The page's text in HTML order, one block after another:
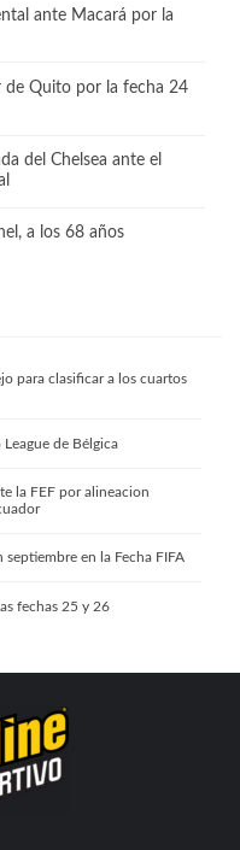
ante Macará por la
de Quito por la fecha 24
del Chelsea ante el
a los 68 años
para clasificar a los cuartos
de Bélgica
la FEF por alineacion
en la Fecha FIFA
fechas 25 y 26